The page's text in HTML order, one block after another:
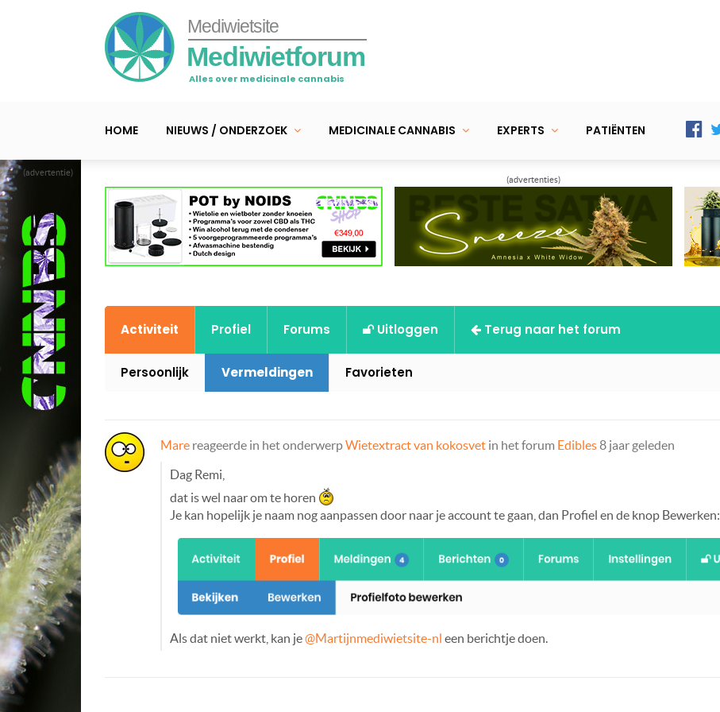
(advertentie)
Mediwietsite
Mediwietforum
Alles over medicinale cannabis
HOME NIEUWS / ONDERZOEK MEDICINALE CANNABIS EXPERTS PATIËNTEN
(advertenties)
Activiteit Profiel Forums Uitloggen Terug naar het forum
Persoonlijk Vermeldingen Favorieten
Mare reageerde in het onderwerpWietextract van kokosvet in het forum Edibles8 jaar geleden
Dag Remi,
dat is wel naar om te horen
Je kan hopelijk je naam nog aanpassen door naar je account te gaan, dan Profiel en de knop Bewerken:
Als dat niet werkt, kan je@Martijnmediwietsite-nl een berichtje doen.